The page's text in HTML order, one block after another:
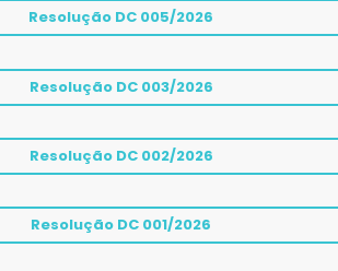
Resolução DC 005/2026
Resolução DC 003/2026
Resolução DC 002/2026
Resolução DC 001/2026